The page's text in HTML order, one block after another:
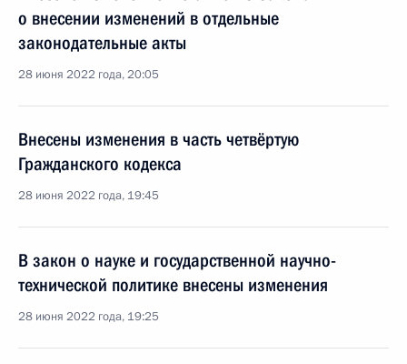
о внесении изменений в отдельные
законодательные акты
28 июня 2022 года, 20:05
Внесены изменения в часть четвёртую
Гражданского кодекса
28 июня 2022 года, 19:45
В закон о науке и государственной научно-
технической политике внесены изменения
28 июня 2022 года, 19:25